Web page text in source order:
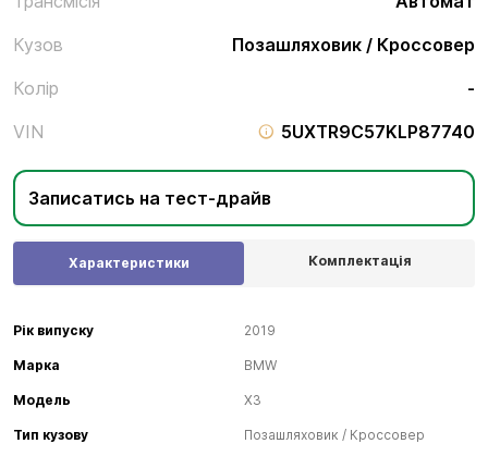
Кузов
Позашляховик / Кроссовер
Колір
-
VIN
5UXTR9C57KLP87740
Записатись на тест-драйв
Характеристики Комплектація
Рік випуску 2019
Марка BMW
Модель X3
Тип кузову Позашляховик / Кроссовер